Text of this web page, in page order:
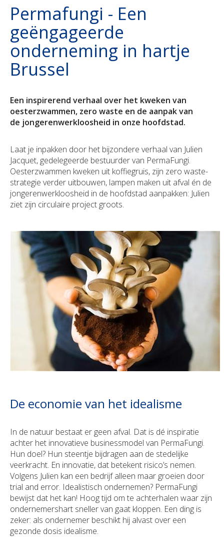
Duurzaamheid
Polis Check
Bedrijfsleider
Uw financiën
Polis Check
Uw bezittingen
Bedrijfsleider
Uw werven
Polis Check
Jobs
Uw schadeaangifte
Permafungi - Een
geëngageerde
onderneming in hartje
Brussel
Een inspirerend verhaal over het kweken van
oesterzwammen, zero waste en de aanpak van
de jongerenwerkloosheid in onze hoofdstad.
Laat je inpakken door het bijzondere verhaal van Julien
Jacquet, gedelegeerde bestuurder van PermaFungi.
Oesterzwammen kweken uit koffiegruis, zijn zero waste-
strategie verder uitbouwen, lampen maken uit afval én de
jongerenwerkloosheid in de hoofdstad aanpakken: Julien
ziet zijn circulaire project groots.
De economie van het idealisme
In de natuur bestaat er geen afval. Dat is dé inspiratie
achter het innovatieve businessmodel van PermaFungi.
Hun doel? Hun steentje bijdragen aan de stedelijke
veerkracht. En innovatie, dat betekent risico’s nemen.
Volgens Julien kan een bedrijf alleen maar groeien door
trial and error. Idealistisch ondernemen? PermaFungi
bewijst dat het kan! Hoog tijd om te achterhalen waar zijn
ondernemershart sneller van gaat kloppen. Een ding is
zeker: als ondernemer beschikt hij alvast over een
gezonde dosis idealisme.